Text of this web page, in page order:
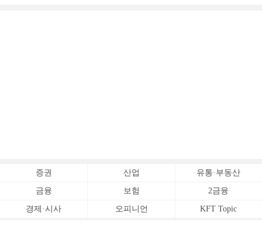
증권 산업 유통·부동산
금융 보험 2금융
경제·시사 오피니언 KFT Topic